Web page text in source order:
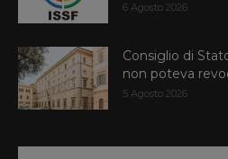
6 Agosto 2026
Consiglio di
non poteva
5 Agosto 2026